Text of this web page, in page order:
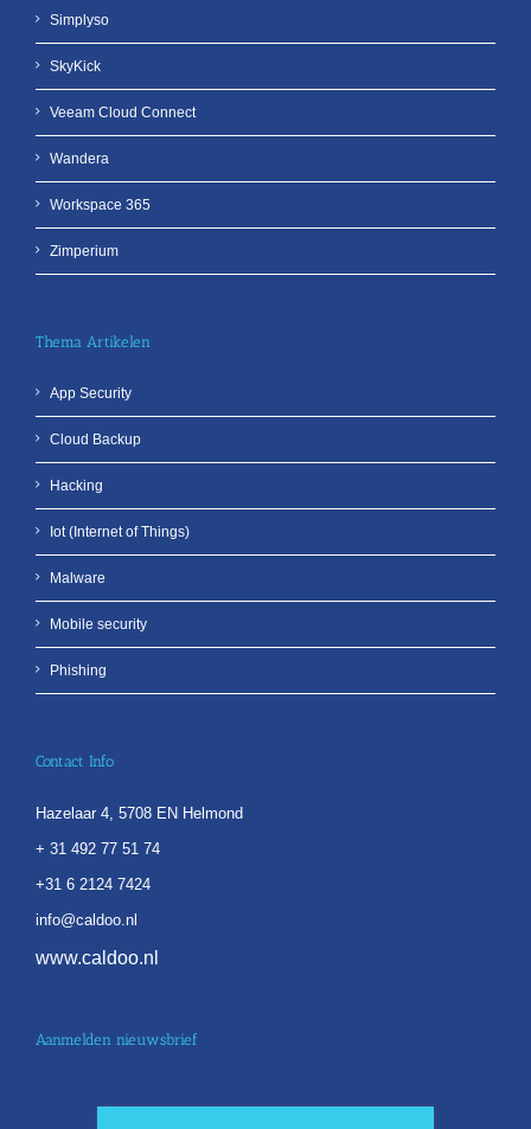
Simplyso
SkyKick
Veeam Cloud Connect
Wandera
Workspace 365
Zimperium
Thema Artikelen
App Security
Cloud Backup
Hacking
Iot (Internet of Things)
Malware
Mobile security
Phishing
Contact Info
Hazelaar 4, 5708 EN Helmond
+ 31 492 77 51 74
+31 6 2124 7424
info@caldoo.nl
www.caldoo.nl
Aanmelden nieuwsbrief